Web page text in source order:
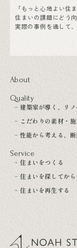
「もっと心地よい住ま
住まいの課題にどう
実際の事例を通して
About
Quality
建築家が導く、リ
こだわりの素材・
性能から考える、
Service
住まいをつくる
住まいを探してか
住まいを再生する
noah style